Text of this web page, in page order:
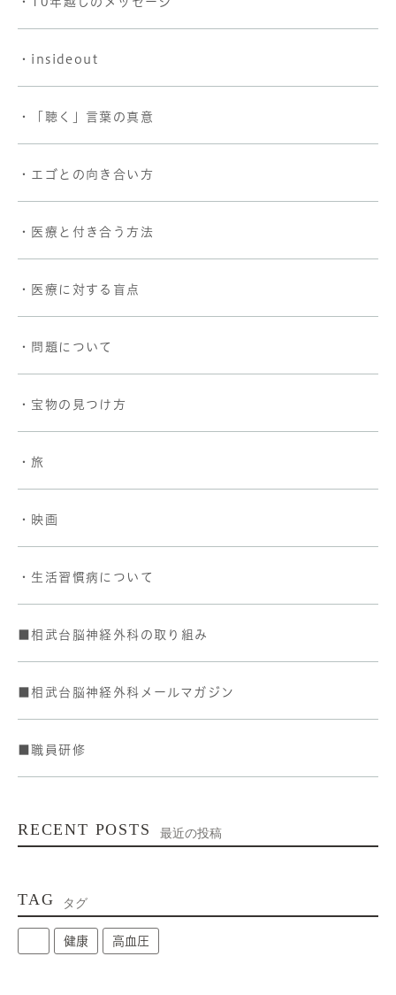
・insideout
・「聴く」言葉の真意
・エゴとの向き合い方
・医療と付き合う方法
・医療に対する盲点
・問題について
・宝物の見つけ方
・旅
・映画
・生活習慣病について
■相武台脳神経外科の取り組み
■相武台脳神経外科メールマガジン
■職員研修
RECENT POSTS 最近の投稿
TAG タグ
健康 高血圧